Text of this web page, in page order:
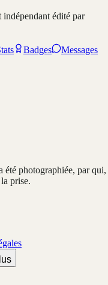
indépendant édité par
Badges
Messages
été photographiée, par qui,
prise.